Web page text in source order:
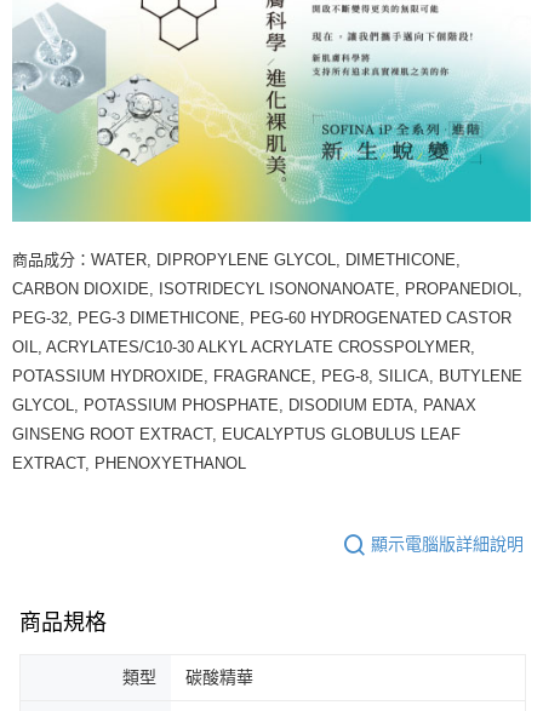
商品成分：WATER, DIPROPYLENE GLYCOL, DIMETHICONE,
CARBON DIOXIDE, ISOTRIDECYL ISONONANOATE, PROPANEDIOL,
PEG-32, PEG-3 DIMETHICONE, PEG-60 HYDROGENATED CASTOR
OIL, ACRYLATES/C10-30 ALKYL ACRYLATE CROSSPOLYMER,
POTASSIUM HYDROXIDE, FRAGRANCE, PEG-8, SILICA, BUTYLENE
GLYCOL, POTASSIUM PHOSPHATE, DISODIUM EDTA, PANAX
GINSENG ROOT EXTRACT, EUCALYPTUS GLOBULUS LEAF
EXTRACT, PHENOXYETHANOL
顯示電腦版詳細說明
商品規格
類型 碳酸精華